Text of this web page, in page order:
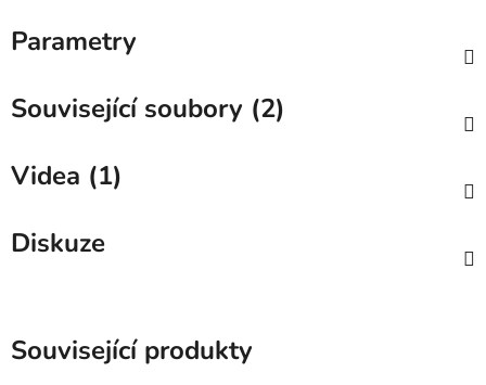
Parametry
Související soubory (2)
Videa (1)
Diskuze
Související produkty